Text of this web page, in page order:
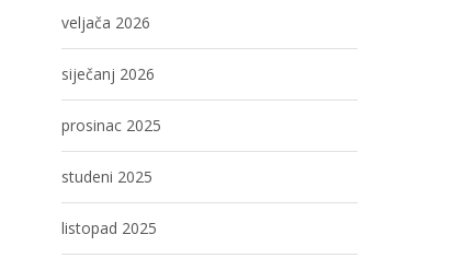
veljača 2026
siječanj 2026
prosinac 2025
studeni 2025
listopad 2025